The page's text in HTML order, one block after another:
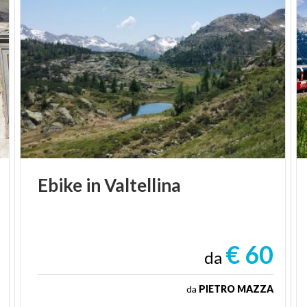
Ebike inValtellina
da € 60
da PIETRO MAZZA